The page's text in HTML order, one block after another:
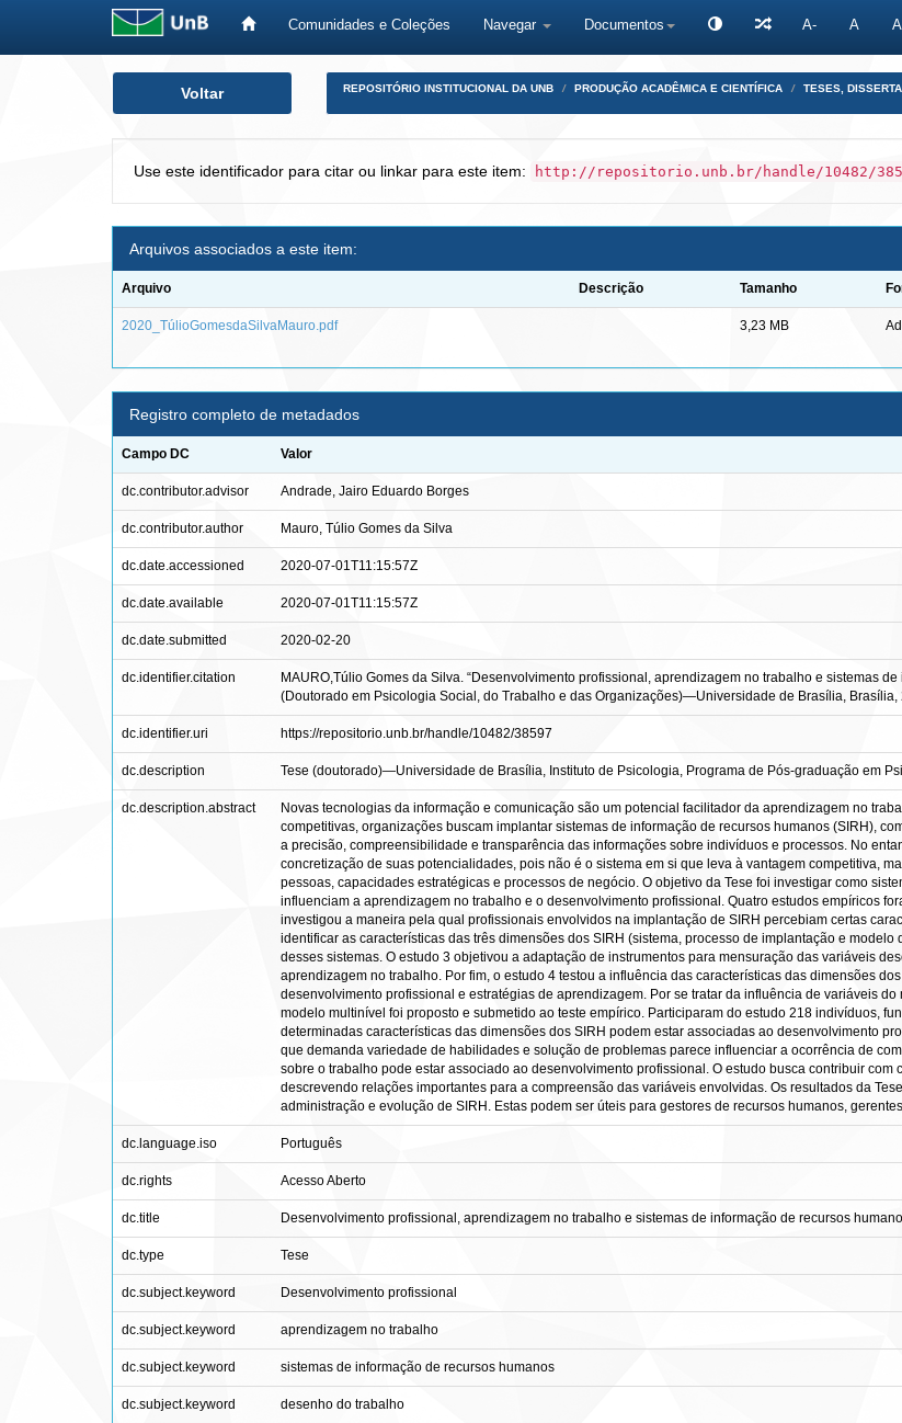
Comunidades e Coleções Navegar Documentos A- A
Voltar REPOSITÓRIO INSTITUCIONAL DA UNB PRODUÇÃO ACADÊMICA E CIENTÍFICA TESES,
Use este identificador para citar ou linkar para este item: http://repositorio.unb.br/handle/10482/
Arquivos associados a este item:
Arquivo Descrição Tamanho
2020_TúlioGomesdaSilvaMauro.pdf 3,23 MB
Registro completo de metadados
Campo DC Valor
dc.contributor.advisor Andrade, Jairo Eduardo Borges
dc.contributor.author Mauro, Túlio Gomes da Silva
dc.date.accessioned 2020-07-01T11:15:57Z
dc.date.available 2020-07-01T11:15:57Z
dc.date.submitted 2020-02-20
dc.identifier.citation
MAURO,Túlio Gomes da Silva. “Desenvolvimento profissional, aprendizagem no trabalho e sistemas
(Doutorado em Psicologia Social, do Trabalho e das Organizações)—Universidade de Brasília, Brasília,
dc.identifier.uri https://repositorio.unb.br/handle/10482/38597
dc.description Tese (doutorado)—Universidade de Brasília, Instituto de Psicologia, Programa de Pós-graduação em
dc.description.abstract
Novas tecnologias da informação e comunicação são um potencial facilitador da aprendizagem no
competitivas, organizações buscam implantar sistemas de informação de recursos humanos (SIRH),
a precisão, compreensibilidade e transparência das informações sobre indivíduos e processos. No
concretização de suas potencialidades, pois não é o sistema em si que leva à vantagem competitiva,
pessoas, capacidades estratégicas e processos de negócio. O objetivo da Tese foi investigar como
influenciam a aprendizagem no trabalho e o desenvolvimento profissional. Quatro estudos empíricos
investigou a maneira pela qual profissionais envolvidos na implantação de SIRH percebiam certas
identificar as características das três dimensões dos SIRH (sistema, processo de implantação e
desses sistemas. O estudo 3 objetivou a adaptação de instrumentos para mensuração das variáveis
aprendizagem no trabalho. Por fim, o estudo 4 testou a influência das características das dimensões
desenvolvimento profissional e estratégias de aprendizagem. Por se tratar da influência de variáveis
modelo multinível foi proposto e submetido ao teste empírico. Participaram do estudo 218 indivíduos,
determinadas características das dimensões dos SIRH podem estar associadas ao desenvolvimento
que demanda variedade de habilidades e solução de problemas parece influenciar a ocorrência de
sobre o trabalho pode estar associado ao desenvolvimento profissional. O estudo busca contribuir
descrevendo relações importantes para a compreensão das variáveis envolvidas. Os resultados da
administração e evolução de SIRH. Estas podem ser úteis para gestores de recursos humanos,
dc.language.iso Português
dc.rights Acesso Aberto
dc.title Desenvolvimento profissional, aprendizagem no trabalho e sistemas de informação de recursos
dc.type Tese
dc.subject.keyword Desenvolvimento profissional
dc.subject.keyword aprendizagem no trabalho
dc.subject.keyword sistemas de informação de recursos humanos
dc.subject.keyword desenho do trabalho